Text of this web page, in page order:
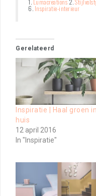
6. Inspiratie-interieur
Gerelateerd
Inspiratie | Haal groen in
huis
12 april 2016
In "Inspiratie"